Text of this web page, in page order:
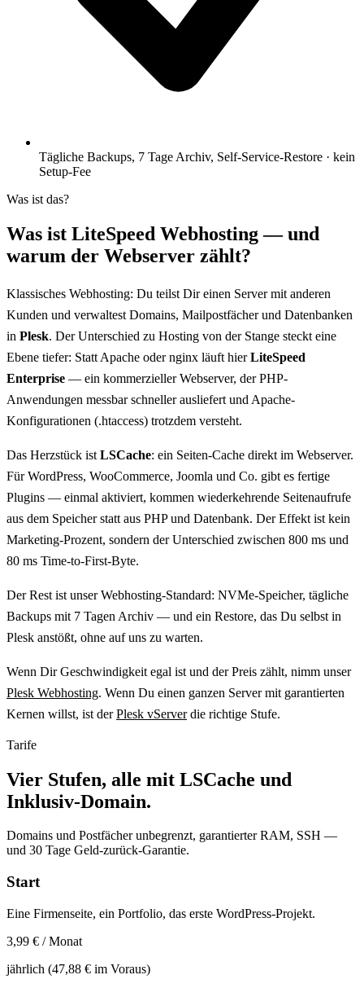
Tägliche Backups, 7 Tage Archiv, Self-Service-Restore · kein
Setup-Fee
Was ist das?
Was ist LiteSpeed Webhosting — und
warum der Webserver zählt?
Klassisches Webhosting: Du teilst Dir einen Server mit anderen
Kunden und verwaltest Domains, Mailpostfächer und Datenbanken
in Plesk. Der Unterschied zu Hosting von der Stange steckt eine
Ebene tiefer: Statt Apache oder nginx läuft hierLiteSpeed
Enterprise — ein kommerzieller Webserver, der PHP-
Anwendungen messbar schneller ausliefert und Apache-
Konfigurationen (.htaccess) trotzdem versteht.
Das Herzstück ist LSCache: ein Seiten-Cache direkt im Webserver.
Für WordPress, WooCommerce, Joomla und Co. gibt es fertige
Plugins — einmal aktiviert, kommen wiederkehrende Seitenaufrufe
aus dem Speicher statt aus PHP und Datenbank. Der Effekt ist kein
Marketing-Prozent, sondern der Unterschied zwischen 800 ms und
80 ms Time-to-First-Byte.
Der Rest ist unser Webhosting-Standard: NVMe-Speicher, tägliche
Backups mit 7 Tagen Archiv — und ein Restore, das Du selbst in
Plesk anstößt, ohne auf uns zu warten.
Wenn Dir Geschwindigkeit egal ist und der Preis zählt, nimm unser
Plesk Webhosting. Wenn Du einen ganzen Server mit garantierten
Kernen willst, ist derPlesk vServerdie richtige Stufe.
Tarife
Vier Stufen, alle mit LSCache und
Inklusiv-Domain.
Domains und Postfächer unbegrenzt, garantierter RAM, SSH —
und 30 Tage Geld-zurück-Garantie.
Start
Eine Firmenseite, ein Portfolio, das erste WordPress-Projekt.
3,99 € / Monat
jährlich (47,88 € im Voraus)